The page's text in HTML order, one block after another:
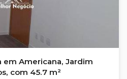
Americana, Jardim
com 45.7 m²